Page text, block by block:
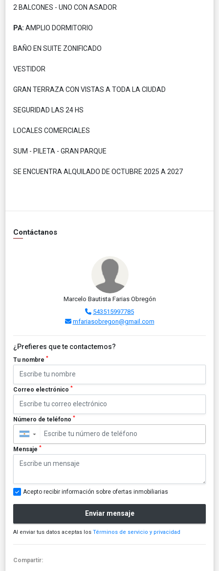
2 BALCONES - UNO CON ASADOR
PA: AMPLIO DORMITORIO
BAÑO EN SUITE ZONIFICADO
VESTIDOR
GRAN TERRAZA CON VISTAS A TODA LA CIUDAD
SEGURIDAD LAS 24 HS
LOCALES COMERCIALES
SUM - PILETA - GRAN PARQUE
SE ENCUENTRA ALQUILADO DE OCTUBRE 2025 A 2027
Contáctanos
Marcelo Bautista Farias Obregón
543515997785
mfariasobregon@gmail.com
¿Prefieres que te contactemos?
Tu nombre *
Correo electrónico *
Número de teléfono *
▼
Mensaje *
Acepto recibir información sobre ofertas inmobiliarias
Enviar mensaje
Al enviar tus datos aceptas los Términos de servicio y privacidad
Compartir: